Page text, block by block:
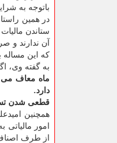
باتوجه به
در همین
ستاندن
آن ندارند و
كه این مساله
به گفته وی،
ماه معاف می
دارد.
قطعی شدن
همچنین
امور
از طرف